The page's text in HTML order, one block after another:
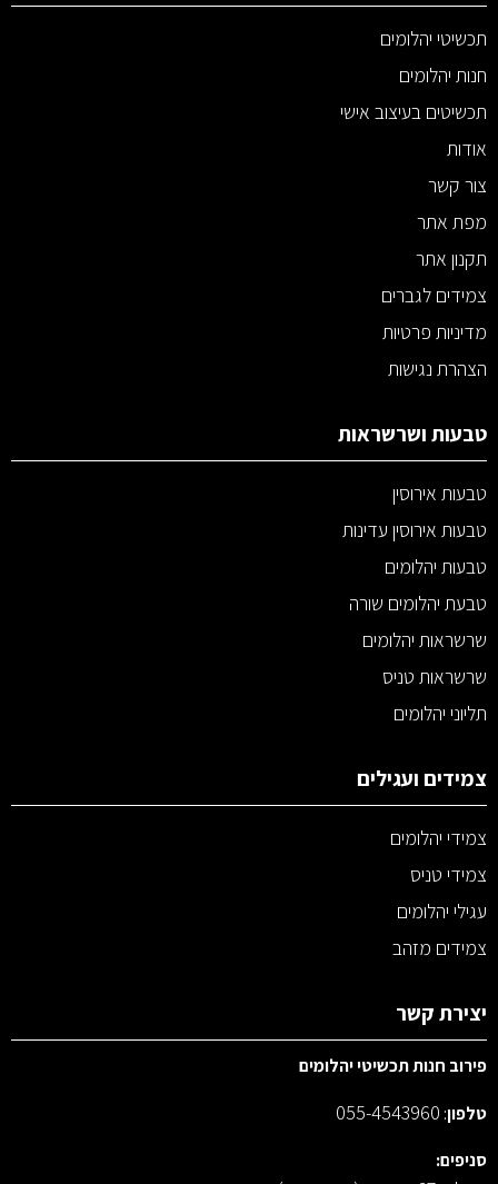
תכשיטי יהלומים
חנות יהלומים
תכשיטים בעיצוב אישי
אודות
צור קשר
מפת אתר
תקנון אתר
צמידים לגברים
מדיניות פרטיות
הצהרת נגישות
טבעות ושרשראות
טבעות אירוסין
טבעות אירוסין עדינות
טבעות יהלומים
טבעת יהלומים שורה
שרשראות יהלומים
שרשראות טניס
תליוני יהלומים
צמידים ועגילים
צמידי יהלומים
צמידי טניס
עגילי יהלומים
צמידים מזהב
יצירת קשר
פירוב חנות תכשיטי יהלומים
טלפון:
055-4543960
סניפים: